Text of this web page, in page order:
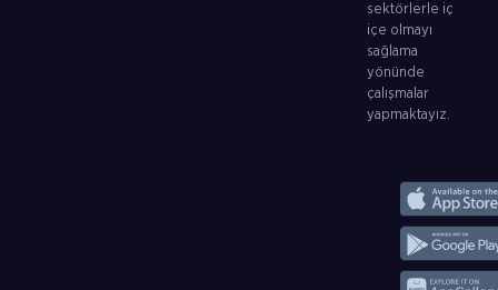
sektörlerle iç
içe olmayı
sağlama
yönünde
çalışmalar
yapmaktayız.